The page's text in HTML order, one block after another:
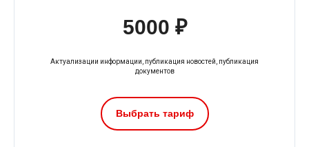
5000 ₽
Актуализации информации, публикация новостей, публикация
документов
Выбрать тариф